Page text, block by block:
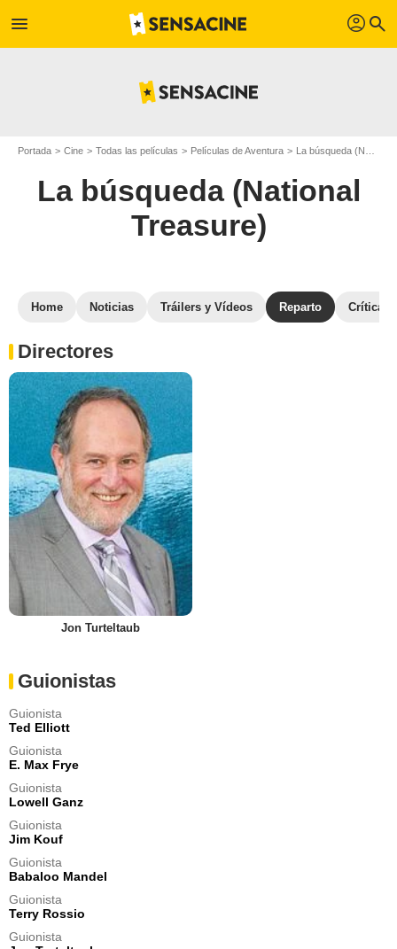
menu profil search
Portada Cine Todas las películas Películas de Aventura La búsqueda (National Treasure)
La búsqueda (National
Treasure)
Home Noticias Tráilers y Vídeos Reparto Críticas
Directores
Jon Turteltaub
Guionistas
Guionista
Ted Elliott
Guionista
E. Max Frye
Guionista
Lowell Ganz
Guionista
Jim Kouf
Guionista
Babaloo Mandel
Guionista
Terry Rossio
Guionista